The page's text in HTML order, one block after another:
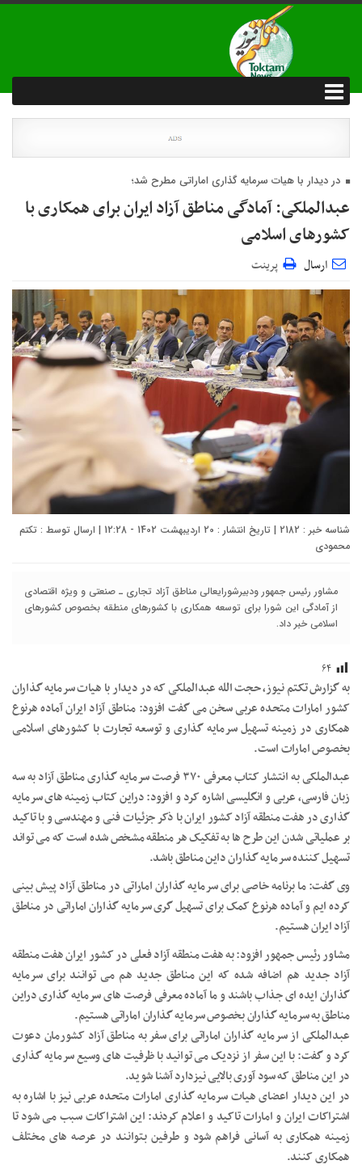
در دیدار با هیات سرمایه گذاری اماراتی مطرح شد؛
عبدالملکی: آمادگی مناطق آزاد ایران برای همکاری با
کشورهای اسلامی
ارسال پرینت
شناسه خبر : 2182 | تاریخ انتشار : 20 اردیبهشت 1402 - 12:28 | ارسال توسط :
تکتم
محمودی
مشاور رئیس جمهور ودبیرشورایعالی مناطق آزاد تجاری ـ صنعتی و ویژه اقتصادی
از آمادگی این شورا برای توسعه همکاری با کشورهای منطقه بخصوص کشورهای
اسلامی خبر داد.
۶۴
به گزارش تکتم نیوز، حجت الله عبدالملکی که در دیدار با هیات سرمایه گذاران
کشور امارات متحده عربی سخن می گفت افزود: مناطق آزاد ایران آماده هرنوع
همکاری در زمینه تسهیل سرمایه گذاری و توسعه تجارت با کشورهای اسلامی
بخصوص امارات است.
عبدالملکی به انتشار کتاب معرفی ۳۷۰ فرصت سرمایه گذاری مناطق آزاد به سه
زبان فارسی، عربی و انگلیسی اشاره کرد و افزود: دراین کتاب زمینه های سرمایه
گذاری در هفت منطقه آزاد کشور ایران با ذکر جزئیات فنی و مهندسی و با تاکید
بر عملیاتی شدن این طرح ها به تفکیک هر منطقه مشخص شده است که می تواند
تسهیل کننده سرمایه گذاران داین مناطق باشد.
وی گفت: ما برنامه خاصی برای سرمایه گذاران اماراتی در مناطق آزاد پیش بینی
کرده ایم و آماده هرنوع کمک برای تسهیل گری سرمایه گذاران اماراتی در مناطق
آزاد ایران هستیم.
مشاور رئیس جمهور افزود: به هفت منطقه آزاد فعلی در کشور ایران هفت منطقه
آزاد جدید هم اضافه شده که این مناطق جدید هم می توانند برای سرمایه
گذاران ایده ای جذاب باشند و ما آماده معرفی فرصت های سرمایه گذاری دراین
مناطق به سرمایه گذاران بخصوص سرمایه گذاران اماراتی هستیم.
عبدالملکی از سرمایه گذاران اماراتی برای سفر به مناطق آزاد کشورمان دعوت
کرد و گفت: با این سفر از نزدیک می توانید با ظرفیت های وسیع سرمایه گذاری
در این مناطق که سود آوری بالایی نیزدارد آشنا شوید.
در این دیدار اعضای هیات سرمایه گذاری امارات متحده عربی نیز با اشاره به
اشتراکات ایران و امارات تاکید و اعلام کردند: این اشتراکات سبب می شود تا
زمینه همکاری به آسانی فراهم شود و طرفین بتوانند در عرصه های مختلف
همکاری کنند.